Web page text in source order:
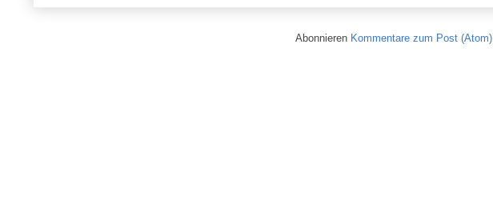
Abonnieren Kommentare zum Post (Atom)